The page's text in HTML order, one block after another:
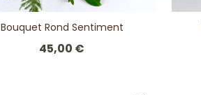
Bouquet Rond Sentiment
45,00 €